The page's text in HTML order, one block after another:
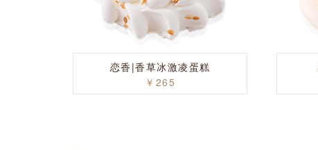
恋香|香草冰激凌蛋糕
￥265